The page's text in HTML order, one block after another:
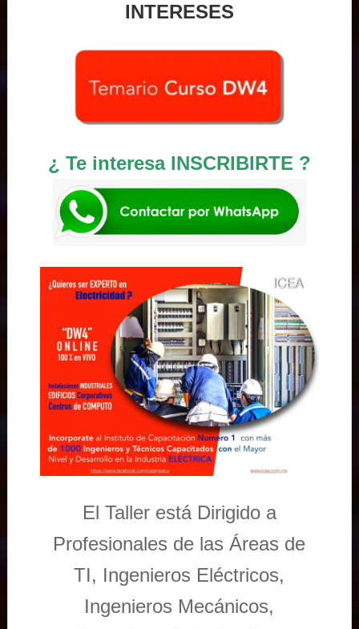
INTERESES
¿ Te interesa INSCRIBIRTE ?
El Taller está Dirigido a
Profesionales de las Áreas de
TI, Ingenieros Eléctricos,
Ingenieros Mecánicos,